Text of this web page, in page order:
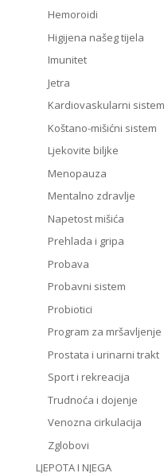
Hemoroidi
Higijena našeg tijela
Imunitet
Jetra
Kardiovaskularni sistem
Koštano-mišićni sistem
Ljekovite biljke
Menopauza
Mentalno zdravlje
Napetost mišića
Prehlada i gripa
Probava
Probavni sistem
Probiotici
Program za mršavljenje
Prostata i urinarni trakt
Sport i rekreacija
Trudnoća i dojenje
Venozna cirkulacija
Zglobovi
LJEPOTA I NJEGA